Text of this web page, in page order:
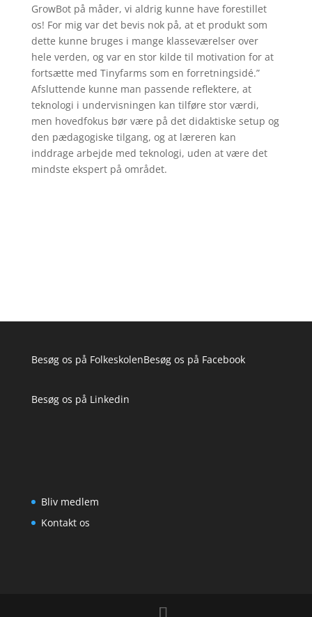
GrowBot på måder, vi aldrig kunne have forestillet
os! For mig var det bevis nok på, at et produkt som
dette kunne bruges i mange klasseværelser over
hele verden, og var en stor kilde til motivation for at
fortsætte med Tinyfarms som en forretningsidé.”
Afsluttende kunne man passende reflektere, at
teknologi i undervisningen kan tilføre stor værdi,
men hovedfokus bør være på det didaktiske setup og
den pædagogiske tilgang, og at læreren kan
inddrage arbejde med teknologi, uden at være det
mindste ekspert på området.
Besøg os på FolkeskolenBesøg os på Facebook
Besøg os på Linkedin
Bliv medlem
Kontakt os